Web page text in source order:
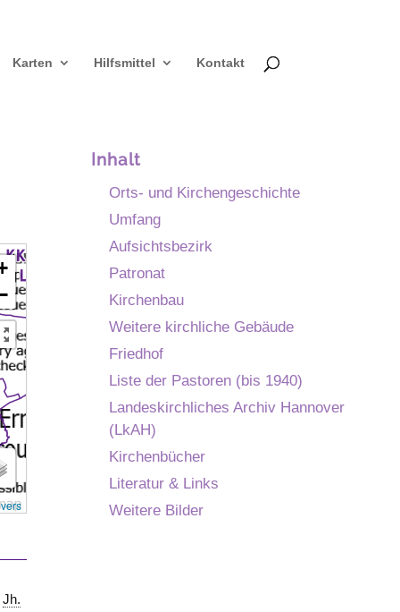
Karten Hilfsmittel Kontakt
Jh.
Inhalt
Orts- und Kirchengeschichte
Umfang
Aufsichtsbezirk
Patronat
Kirchenbau
Weitere kirchliche Gebäude
Friedhof
Liste der Pastoren (bis 1940)
Landeskirchliches Archiv Hannover
(LkAH)
Kirchenbücher
Literatur & Links
Weitere Bilder